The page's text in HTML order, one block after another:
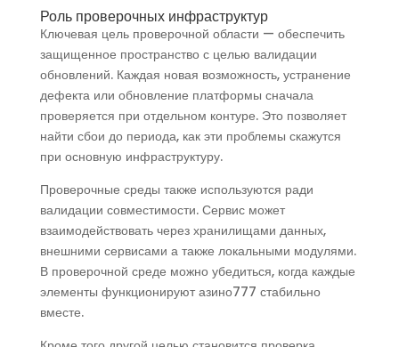
Роль проверочных инфраструктур
Ключевая цель проверочной области — обеспечить
защищенное пространство с целью валидации
обновлений. Каждая новая возможность, устранение
дефекта или обновление платформы сначала
проверяется при отдельном контуре. Это позволяет
найти сбои до периода, как эти проблемы скажутся
при основную инфраструктуру.
Проверочные среды также используются ради
валидации совместимости. Сервис может
взаимодействовать через хранилищами данных,
внешними сервисами а также локальными модулями.
В проверочной среде можно убедиться, когда каждые
элементы функционируют азино777 стабильно
вместе.